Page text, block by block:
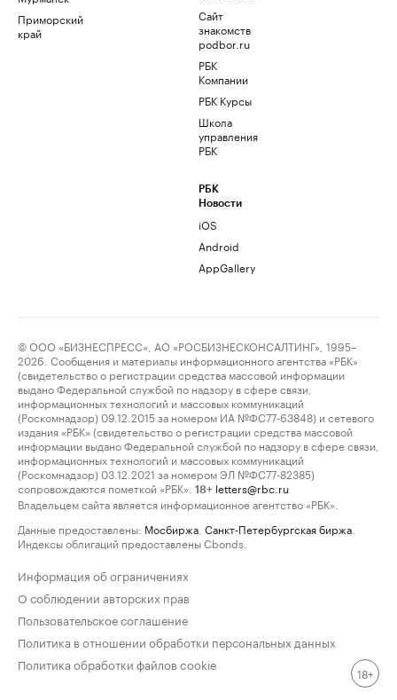
Приморский
край
Сайт
знакомств
podbor.ru
РБК
Компании
РБК Курсы
Школа
управления
РБК
РБК
Новости
iOS
Android
AppGallery
© ООО «БИЗНЕСПРЕСС», АО «РОСБИЗНЕСКОНСАЛТИНГ», 1995–
2026. Сообщения и материалы информационного агентства «РБК»
(свидетельство о регистрации средства массовой информации
выдано Федеральной службой по надзору в сфере связи,
информационных технологий и массовых коммуникаций
(Роскомнадзор) 09.12.2015 за номером ИА №ФС77-63848) и сетевого
издания «РБК» (свидетельство о регистрации средства массовой
информации выдано Федеральной службой по надзору в сфере связи,
информационных технологий и массовых коммуникаций
(Роскомнадзор) 03.12.2021 за номером ЭЛ №ФС77-82385)
сопровождаются пометкой «РБК».
18+ letters@rbc.ru
Владельцем сайта является информационное агентство «РБК».
Данные предоставлены: Мосбиржа Санкт-Петербургская биржа
Индексы облигаций предоставлены Cbonds.
Информация об ограничениях
О соблюдении авторских прав
Пользовательское соглашение
Политика в отношении обработки персональных данных
Политика обработки файлов cookie
18+